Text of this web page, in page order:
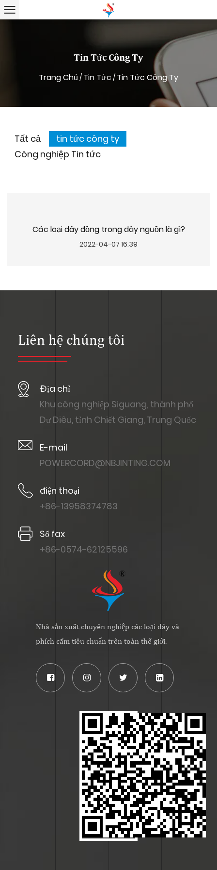
Tin Tức Công Ty
Trang Chủ / Tin Tức / Tin Tức Công Ty
Tất cả
tin tức công ty
Công nghiệp Tin tức
Các loại dây đồng trong dây nguồn là gì?
2022-04-07 16:39
Liên hệ chúng tôi
Địa chỉ
Khu công nghiệp Siguang, thành phố
Dư Diêu, tỉnh Chiết Giang, Trung Quốc
E-mail
POWERCORD@NBJINTING.COM
điện thoại
+86-13958374783
Số fax
+86-0574-62125596
Nhà sản xuất chuyên nghiệp các loại dây và
phích cắm tiêu chuẩn trên toàn thế giới.